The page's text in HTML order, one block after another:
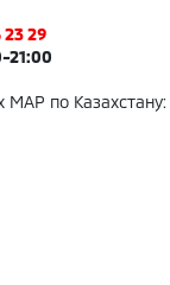
23 29
21:00
по Казахстану: